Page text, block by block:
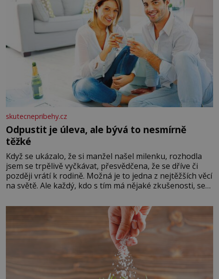
skutecnepribehy.cz
Odpustit je úleva, ale bývá to nesmírně
těžké
Když se ukázalo, že si manžel našel milenku, rozhodla
jsem se trpělivě vyčkávat, přesvědčena, že se dříve či
později vrátí k rodině. Možná je to jedna z nejtěžších věcí
na světě. Ale každý, kdo s tím má nějaké zkušenosti, se
Když se ke mně doneslo, že si manžel pořídil milenku,